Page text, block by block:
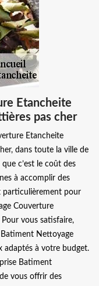
Etancheite
pas cher
Etancheite
dans toute la ville de
c’est le coût des
à accomplir des
particulièrement pour
Couverture
vous satisfaire,
Nettoyage
adaptés à votre budget.
Batiment
vous offrir des